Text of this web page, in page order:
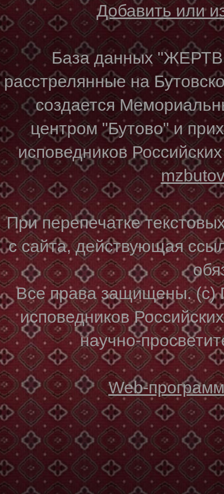
Добавить или
База данных
расстрелянные на
создается
центром "Бутово" и
исповедников
При перепечатке
с сайта, действующая
Все права защищены. (с)
исповедников
научно-
Web-